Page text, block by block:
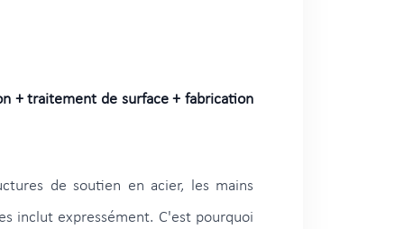
+ traitement de surface + fabrication
de soutien en acier, les mains
inclut expressément. C'est pourquoi